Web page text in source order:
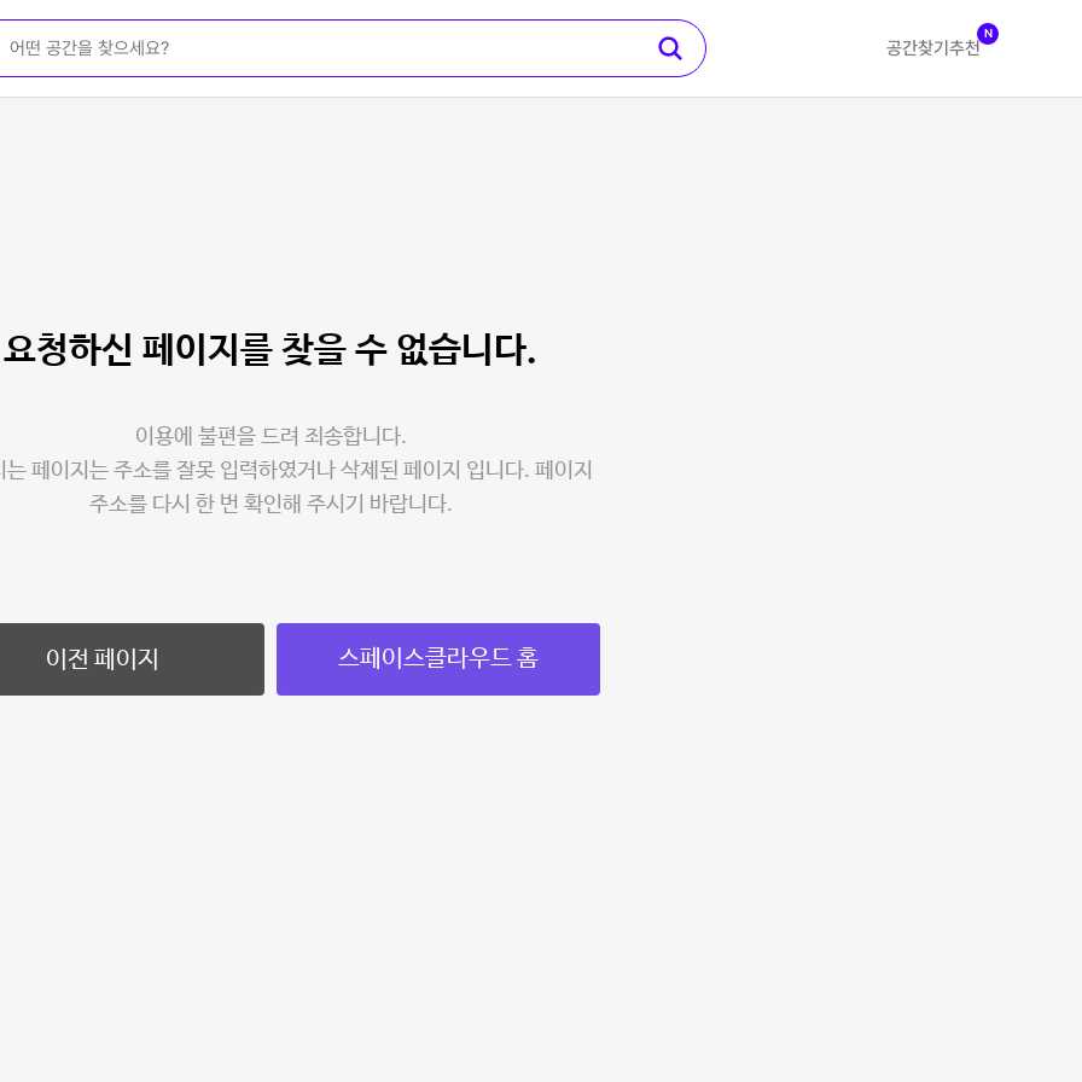
공간찾기 추천
N
요청하신 페이지를 찾을 수 없습니다.
이용에 불편을 드려 죄송합니다.
는 페이지는 주소를 잘못 입력하였거나 삭제된 페이지 입니다. 페이지
주소를 다시 한 번 확인해 주시기 바랍니다.
이전 페이지 스페이스클라우드 홈